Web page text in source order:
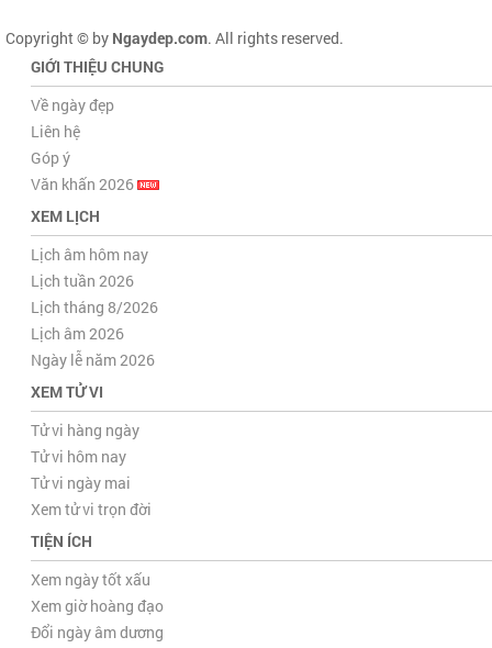
Copyright © by Ngaydep.com. All rights reserved.
GIỚI THIỆU CHUNG
Về ngày đẹp
Liên hệ
Góp ý
Văn khấn 2026
XEM LỊCH
Lịch âm hôm nay
Lịch tuần 2026
Lịch tháng 8/2026
Lịch âm 2026
Ngày lễ năm 2026
XEM TỬ VI
Tử vi hàng ngày
Tử vi hôm nay
Tử vi ngày mai
Xem tử vi trọn đời
TIỆN ÍCH
Xem ngày tốt xấu
Xem giờ hoàng đạo
Đổi ngày âm dương